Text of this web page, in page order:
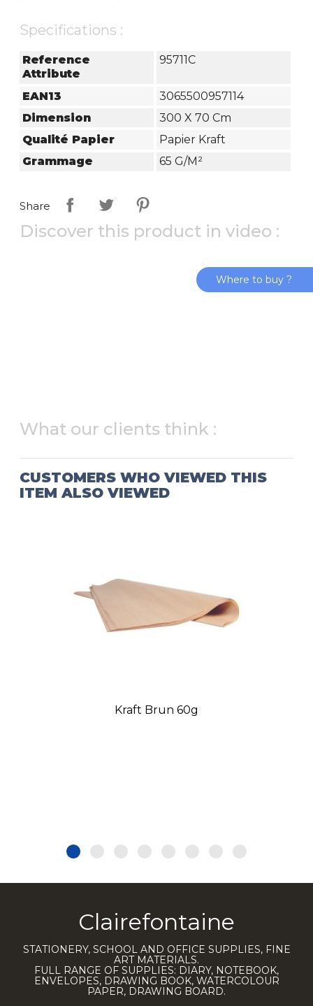
Specifications :
Reference
Attribute
95711C
EAN13
3065500957114
Dimension
300 X 70 Cm
Qualité Papier
Papier Kraft
Grammage
65 G/m²
Share
Discover this product in video :
What our clients think :
CUSTOMERS WHO VIEWED THIS
ITEM ALSO VIEWED
Kraft Brun 60g
Clairefontaine
STATIONERY, SCHOOL AND OFFICE SUPPLIES, FINE
ART MATERIALS.
FULL RANGE OF SUPPLIES: DIARY, NOTEBOOK,
ENVELOPES, DRAWING BOOK, WATERCOLOUR
PAPER, DRAWING BOARD.
Where to buy ?